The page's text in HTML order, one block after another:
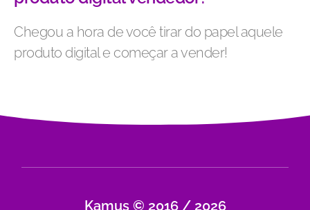
Chegou a hora de você tirar do papel aquele
produto digital e começar a vender!
Kamus © 2016 / 2026